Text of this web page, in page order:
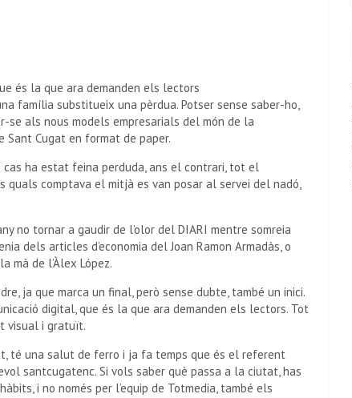
és la que ara demanden els lectors
família substitueix una pèrdua. Potser sense saber-ho,
se als nous models empresarials del món de la
Sant Cugat en format de paper.
ha estat feina perduda, ans el contrari, tot el
comptava el mitjà es van posar al servei del nadó,
no tornar a gaudir de l’olor del DIARI mentre somreia
dels articles d’economia del Joan Ramon Armadàs, o
mà de l’Àlex López.
ja que marca un final, però sense dubte, també un inici.
digital, que és la que ara demanden els lectors. Tot
visual i gratuït.
té una salut de ferro i ja fa temps que és el referent
santcugatenc. Si vols saber què passa a la ciutat, has
i no només per l’equip de Totmedia, també els